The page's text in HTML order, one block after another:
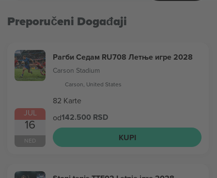
Preporučeni Događaji
JUL
16
NED
Рагби Седам RU708 Летње игре 2028
Carson Stadium
Carson, United States
82 Karte
od142.500 RSD
KUPI